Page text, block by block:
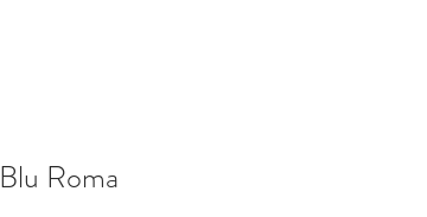
Blu Roma